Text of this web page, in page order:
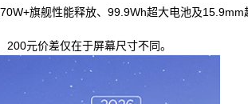
旗舰性能释放、99.9Wh超大电池及
元价差仅在于屏幕尺寸不同。